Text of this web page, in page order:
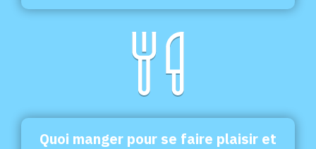
Quoi manger pour se faire plaisir et